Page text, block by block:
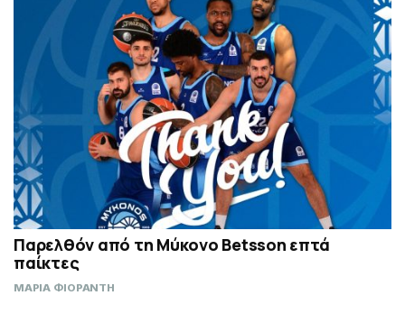
Παρελθόν από τη Μύκονο Betsson επτά
παίκτες
ΜΑΡΙΑ ΦΙΟΡΑΝΤΗ